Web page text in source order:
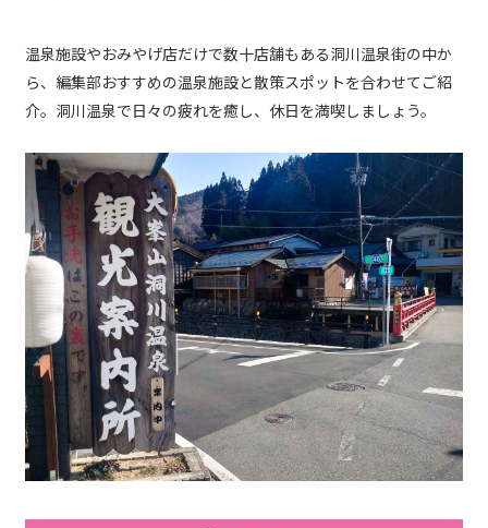
温泉施設やおみやげ店だけで数十店舗もある洞川温泉街の中か
ら、編集部おすすめの温泉施設と散策スポットを合わせてご紹
介。洞川温泉で日々の疲れを癒し、休日を満喫しましょう。